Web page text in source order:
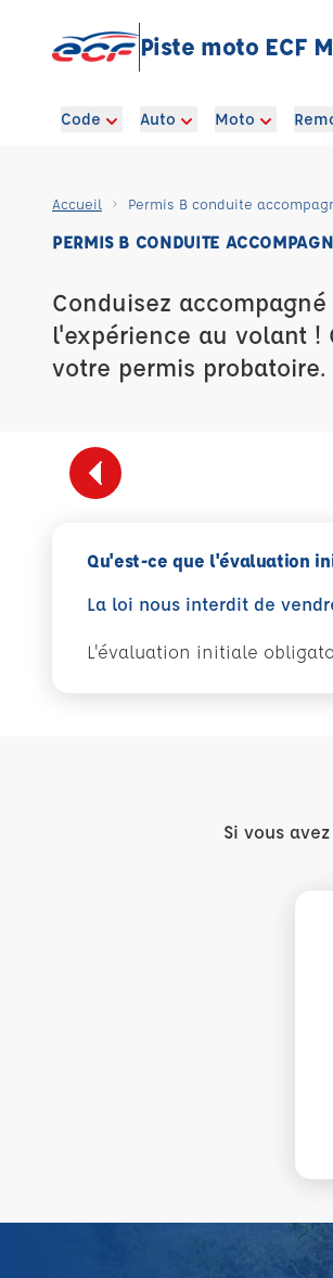
Piste moto ECF
Code Auto Moto
Accueil Permis B conduite
PERMIS B CONDUITE
Conduisez
l'expérience au volant !
votre permis probatoire.
Qu'est-ce que l'évaluation
La loi nous interdit de
L'évaluation initiale
Si vous